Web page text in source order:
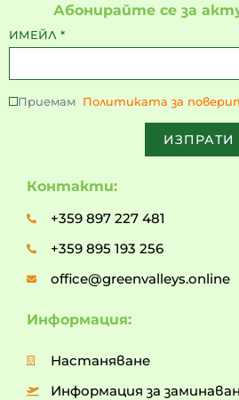
Информация:
Настаняване
Информация за
Контакти:
+359 897 227 481
+359 895 193 256
office@greenvalleys.online
Абонирайте се за
ИМЕЙЛ *
Приемам Политиката за
ИЗПРАТИ